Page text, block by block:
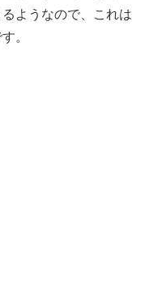
ようなので、これは
。